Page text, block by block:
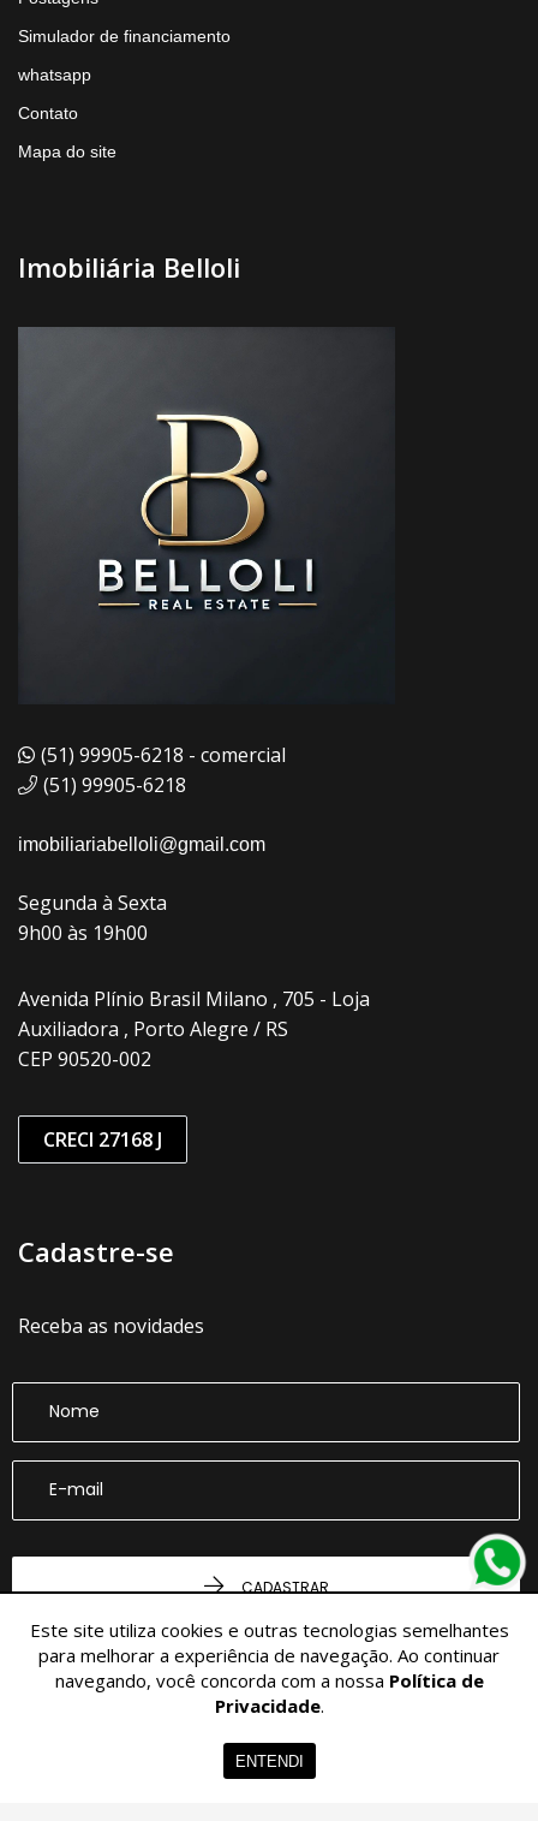
Imóveis
Simulador de financiamento
whatsapp
Contato
Mapa do site
Imobiliária Belloli
(51) 99905-6218 - comercial
(51) 99905-6218
imobiliariabelloli@gmail.com
Segunda à Sexta
9h00 às 19h00
Avenida Plínio Brasil Milano , 705 - Loja
Auxiliadora , Porto Alegre / RS
CEP 90520-002
CRECI 27168 J
Cadastre-se
Receba as novidades
CADASTRAR
Este site utiliza cookies e outras tecnologias semelhantes
para melhorar a experiência de navegação. Ao continuar
navegando, você concorda com a nossa Política de
Privacidade.
ENTENDI